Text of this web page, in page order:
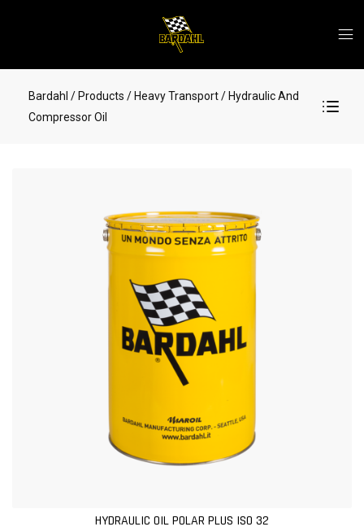
Bardahl / Products / Heavy Transport/ Hydraulic And
Compressor Oil
HYDRAULIC OIL POLAR PLUS ISO 32